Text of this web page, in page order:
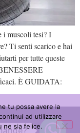
i muscoli tesi? I
Ti senti scarico e hai
per tutte queste
È GUIDATA:
tu possa avere la
ad utilizzare
ne sia felice.